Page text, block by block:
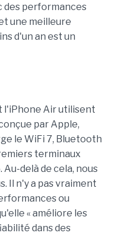
des performances
une meilleure
d'un an est un
l'iPhone Air utilisent
par Apple,
le WiFi 7, Bluetooth
terminaux
Au-delà de cela, nous
Il n'y a pas vraiment
ou
« améliore les
dans des